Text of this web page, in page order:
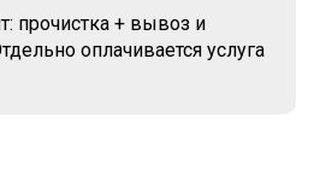
прочистка + вывоз и
оплачивается услуга